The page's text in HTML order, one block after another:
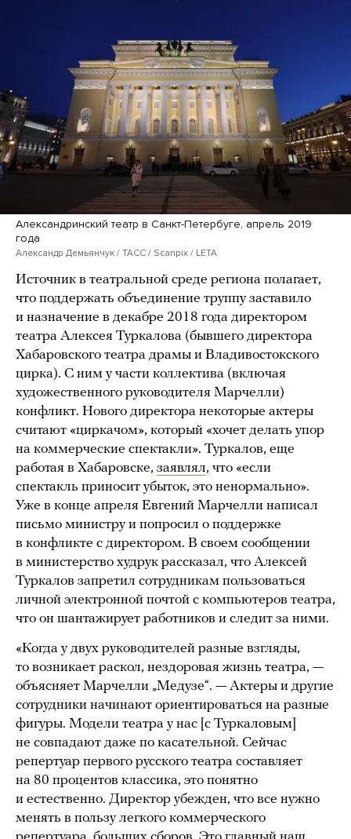
Александринский театр в Санкт-Петербуге, апрель 2019
года
Александр Демьянчук / ТАСС / Scanpix / LETA
Источник в театральной среде региона полагает,
что поддержать объединение труппу заставило
и назначение в декабре 2018 года директором
театра Алексея Туркалова (бывшего директора
Хабаровского театра драмы и Владивостокского
цирка). С ним у части коллектива (включая
художественного руководителя Марчелли)
конфликт. Нового директора некоторые актеры
считают «циркачом», который «хочет делать упор
на коммерческие спектакли». Туркалов, еще
работая в Хабаровске, заявлял, что «если
спектакль приносит убыток, это ненормально».
Уже в конце апреля Евгений Марчелли написал
письмо министру и попросил о поддержке
в конфликте с директором. В своем сообщении
в министерство худрук рассказал, что Алексей
Туркалов запретил сотрудникам пользоваться
личной электронной почтой с компьютеров театра,
что он шантажирует работников и следит за ними.
«Когда у двух руководителей разные взгляды,
то возникает раскол, нездоровая жизнь театра, —
объясняет Марчелли „Медузе“. — Актеры и другие
сотрудники начинают ориентироваться на разные
фигуры. Модели театра у нас [с Туркаловым]
не совпадают даже по касательной. Сейчас
репертуар первого русского театра составляет
на 80 процентов классика, это понятно
и естественно. Директор убежден, что все нужно
менять в пользу легкого коммерческого